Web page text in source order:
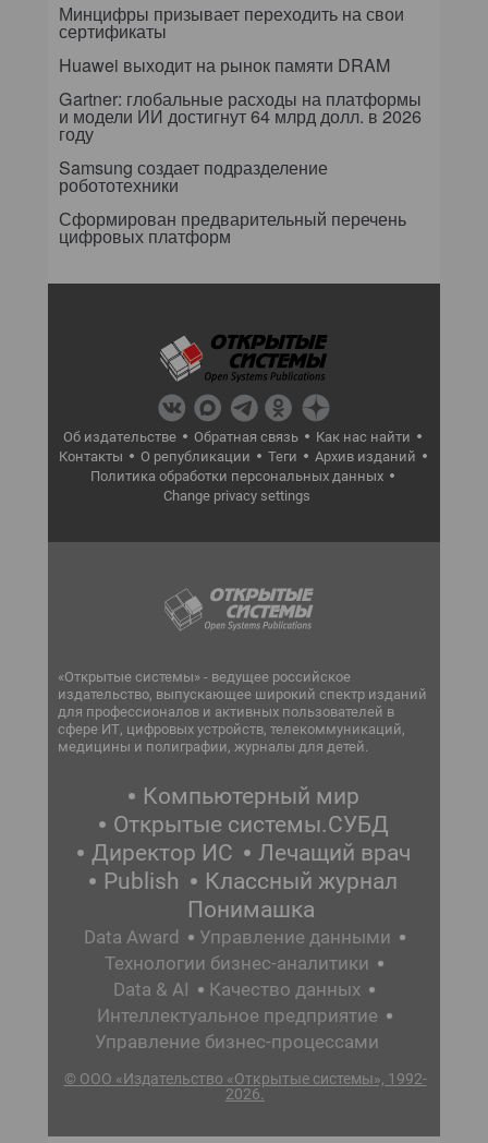
Минцифры призывает переходить на свои
сертификаты
Huawei выходит на рынок памяти DRAM
Gartner: глобальные расходы на платформы
и модели ИИ достигнут 64 млрд долл. в 2026
году
Samsung создает подразделение
робототехники
Сформирован предварительный перечень
цифровых платформ
Об издательстве Обратная связь
Как нас найти
Контакты
О републикации Теги
Архив изданий
Политика обработки персональных данных
Change privacy settings
«Открытые системы» - ведущее российское
издательство, выпускающее широкий спектр изданий
для профессионалов и активных пользователей в
сфере ИТ, цифровых устройств, телекоммуникаций,
медицины и полиграфии, журналы для детей.
Компьютерный мир
Открытые системы.СУБД
Директор ИС
Лечащий врач
Publish
Классный журнал
Понимашка
Data Award
Управление данными
Технологии бизнес-аналитики
Data & AI
Качество данных
Интеллектуальное предприятие
Управление бизнес-процессами
© ООО «Издательство «Открытые системы», 1992-
2026.